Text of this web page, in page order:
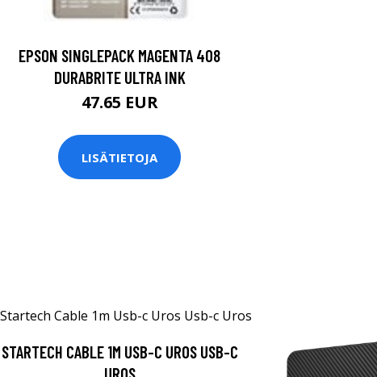
EPSON SINGLEPACK MAGENTA 408
DURABRITE ULTRA INK
47.65 EUR
LISÄTIETOJA
STARTECH CABLE 1M USB-C UROS USB-C